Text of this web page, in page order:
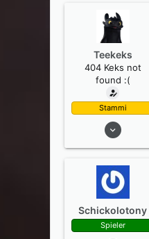
Teekeks
404 Keks not
found :(
Stammi
26. Juli 2014
Schickolotony
Spieler